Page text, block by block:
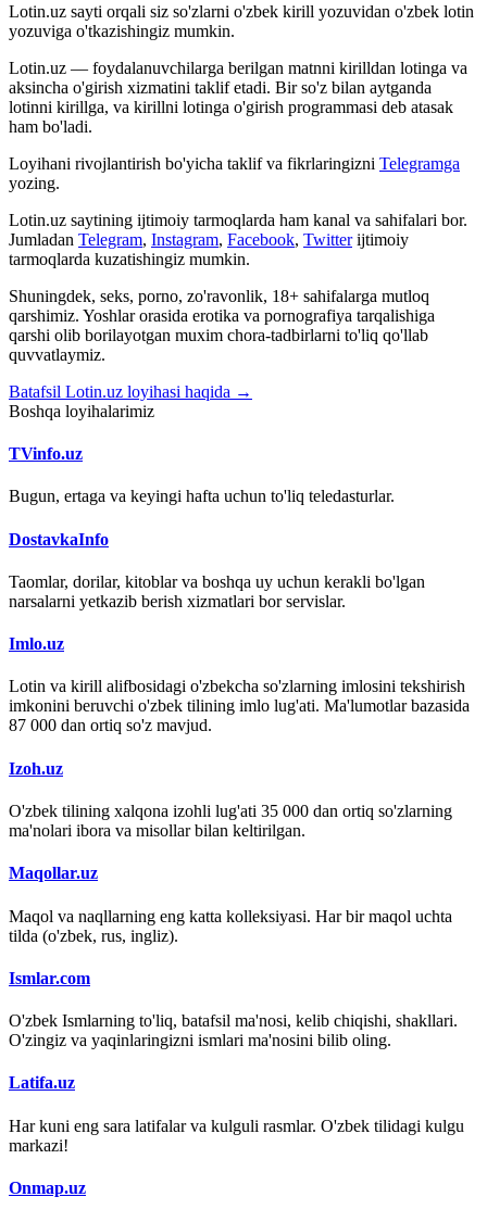
Lotin.uz sayti orqali siz so'zlarni o'zbek kirill yozuvidan o'zbek lotin
yozuviga o'tkazishingiz mumkin.
Lotin.uz — foydalanuvchilarga berilgan matnni kirilldan lotinga va
aksincha o'girish xizmatini taklif etadi. Bir so'z bilan aytganda
lotinni kirillga, va kirillni lotinga o'girish programmasi deb atasak
ham bo'ladi.
Loyihani rivojlantirish bo'yicha taklif va fikrlaringizni Telegramga
yozing.
Lotin.uz saytining ijtimoiy tarmoqlarda ham kanal va sahifalari bor.
Jumladan Telegram, Instagram, Facebook, Twitter ijtimoiy
tarmoqlarda kuzatishingiz mumkin.
Shuningdek, seks, porno, zo'ravonlik, 18+ sahifalarga mutloq
qarshimiz. Yoshlar orasida erotika va pornografiya tarqalishiga
qarshi olib borilayotgan muxim chora-tadbirlarni to'liq qo'llab
quvvatlaymiz.
Batafsil Lotin.uz loyihasi haqida →
Boshqa loyihalarimiz
TVinfo.uz
Bugun, ertaga va keyingi hafta uchun to'liq teledasturlar.
DostavkaInfo
Taomlar, dorilar, kitoblar va boshqa uy uchun kerakli bo'lgan
narsalarni yetkazib berish xizmatlari bor servislar.
Imlo.uz
Lotin va kirill alifbosidagi o'zbekcha so'zlarning imlosini tekshirish
imkonini beruvchi o'zbek tilining imlo lug'ati. Ma'lumotlar bazasida
87 000 dan ortiq so'z mavjud.
Izoh.uz
O'zbek tilining xalqona izohli lug'ati 35 000 dan ortiq so'zlarning
ma'nolari ibora va misollar bilan keltirilgan.
Maqollar.uz
Maqol va naqllarning eng katta kolleksiyasi. Har bir maqol uchta
tilda (o'zbek, rus, ingliz).
Ismlar.com
O'zbek Ismlarning to'liq, batafsil ma'nosi, kelib chiqishi, shakllari.
O'zingiz va yaqinlaringizni ismlari ma'nosini bilib oling.
Latifa.uz
Har kuni eng sara latifalar va kulguli rasmlar. O'zbek tilidagi kulgu
markazi!
Onmap.uz